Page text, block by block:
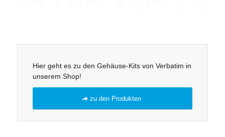
Hier geht es zu den Gehäuse-Kits von Verbatim in
unserem Shop!
zu den Produkten